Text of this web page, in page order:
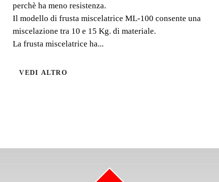
perchè ha meno resistenza.
Il modello di frusta miscelatrice ML-100 consente una
miscelazione tra 10 e 15 Kg. di materiale.
La frusta miscelatrice ha...
VEDI ALTRO